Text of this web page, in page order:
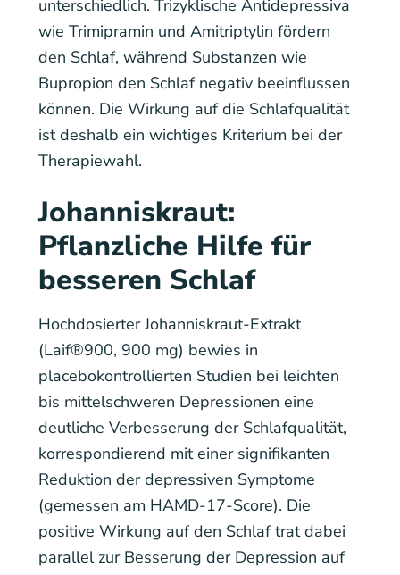
unterschiedlich. Trizyklische Antidepressiva
wie Trimipramin und Amitriptylin fördern
den Schlaf, während Substanzen wie
Bupropion den Schlaf negativ beeinflussen
können. Die Wirkung auf die Schlafqualität
ist deshalb ein wichtiges Kriterium bei der
Therapiewahl.
Johanniskraut:
Pflanzliche Hilfe für
besseren Schlaf
Hochdosierter Johanniskraut-Extrakt
(Laif®900, 900 mg) bewies in
placebokontrollierten Studien bei leichten
bis mittelschweren Depressionen eine
deutliche Verbesserung der Schlafqualität,
korrespondierend mit einer signifikanten
Reduktion der depressiven Symptome
(gemessen am HAMD-17-Score). Die
positive Wirkung auf den Schlaf trat dabei
parallel zur Besserung der Depression auf